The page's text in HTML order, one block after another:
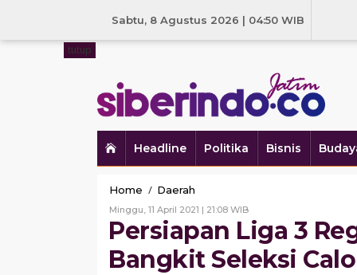
Sabtu, 8 Agustus 2026 | 04:50 WIB
Headline Politika Bisnis
tutup
Home / Daerah
Liga
3
Regional
2021,
Minggu, 11 April 2021 | 21:08 WIBOleh
Magetan
Jawa
Timur
Persiapan Liga 3
Bangkit Seleksi